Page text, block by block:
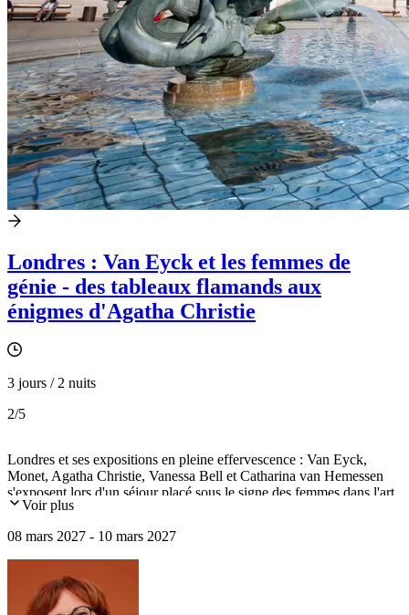
Londres : Van Eyck et les femmes de
génie - des tableaux flamands aux
énigmes d'Agatha Christie
3 jours / 2 nuits
2/5
Londres et ses expositions en pleine effervescence : Van Eyck,
Monet, Agatha Christie, Vanessa Bell et Catharina van Hemessen
s'exposent lors d'un séjour placé sous le signe des femmes dans l'art
et l'histoire.
Voir plus
08 mars 2027 - 10 mars 2027